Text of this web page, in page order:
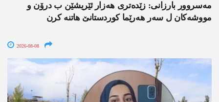
مەسروور بارزانی: زێدەتری ھەزار ئێریشێن ب درۆن و
مووشەکان ل سەر ھەرێما کوردستانێ ھاتنە کرن
2026-08-08